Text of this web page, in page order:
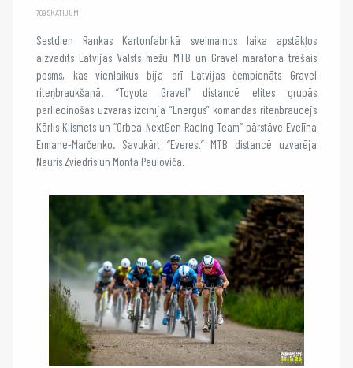
709 SKATĪJUMI
Sestdien Rankas Kartonfabrikā svelmainos laika apstākļos
aizvadīts Latvijas Valsts mežu MTB un Gravel maratona trešais
posms, kas vienlaikus bija arī Latvijas čempionāts Gravel
riteņbraukšanā. “Toyota Gravel” distancē elites grupās
pārliecinošas uzvaras izcīnīja “Energus” komandas riteņbraucējs
Kārlis Klismets un “Orbea NextGen Racing Team” pārstāve Evelīna
Ermane-Marčenko. Savukārt “Everest” MTB distancē uzvarēja
Nauris Zviedris un Monta Pauloviča.